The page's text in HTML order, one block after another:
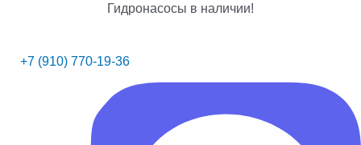
Гидронасосы в наличии!
+7 (910) 770-19-36